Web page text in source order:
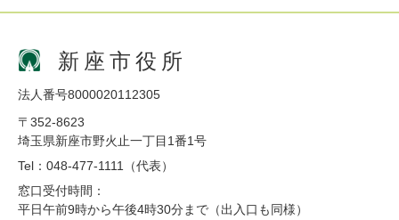
新座市役所
法人番号8000020112305
〒352-8623
埼玉県新座市野火止一丁目1番1号
Tel：048-477-1111（代表）
窓口受付時間：
平日午前9時から午後4時30分まで（出入口も同様）